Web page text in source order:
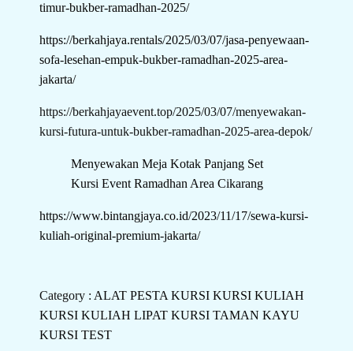
timur-bukber-ramadhan-2025/
https://berkahjaya.rentals/2025/03/07/jasa-penyewaan-
sofa-lesehan-empuk-bukber-ramadhan-2025-area-
jakarta/
https://berkahjayaevent.top/2025/03/07/menyewakan-
kursi-futura-untuk-bukber-ramadhan-2025-area-depok/
Menyewakan Meja Kotak Panjang Set
Kursi Event Ramadhan Area Cikarang
https://www.bintangjaya.co.id/2023/11/17/sewa-kursi-
kuliah-original-premium-jakarta/
Category : ALAT PESTAKURSIKURSI KULIAH
KURSI KULIAH LIPATKURSI TAMAN KAYU
KURSI TEST